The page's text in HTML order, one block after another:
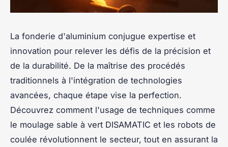
La fonderie d'aluminium conjugue expertise et
innovation pour relever les défis de la précision et
de la durabilité. De la maîtrise des procédés
traditionnels à l'intégration de technologies
avancées, chaque étape vise la perfection.
Découvrez comment l'usage de techniques comme
le moulage sable à vert DISAMATIC et les robots de
coulée révolutionnent le secteur, tout en assurant la